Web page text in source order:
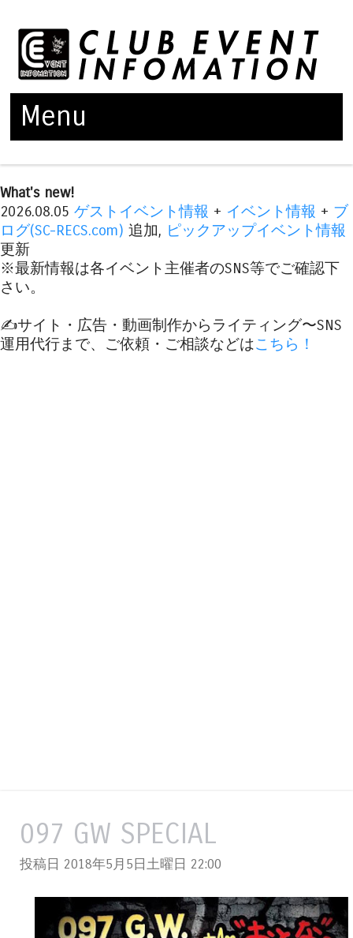
Menu
What's new!
2026.08.05 ゲストイベント情報 + イベント情報 + ブ
ログ(SC-RECS.com) 追加, ピックアップイベント情報
更新
※最新情報は各イベント主催者のSNS等でご確認下
さい。
✍️サイト・広告・動画制作からライティング〜SNS
運用代行まで、ご依頼・ご相談などはこちら！
097 GW SPECIAL
投稿日 2018年5月5日土曜日 22:00